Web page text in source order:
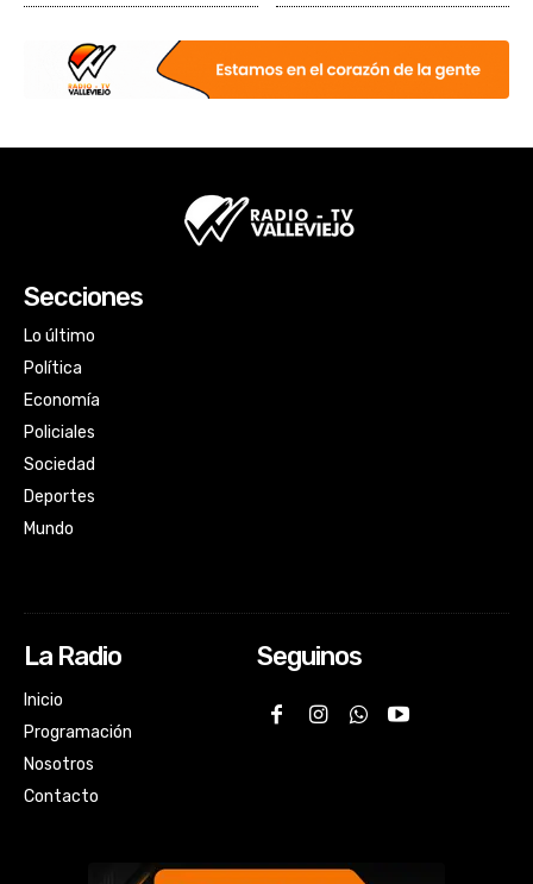
Secciones
Lo último
Política
Economía
Policiales
Sociedad
Deportes
Mundo
La Radio
Inicio
Programación
Nosotros
Contacto
Seguinos